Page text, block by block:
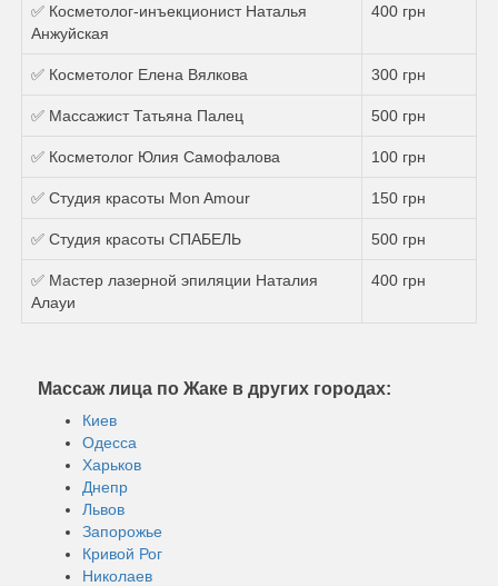
✅ Косметолог-инъекционист Наталья
Анжуйская
400 грн
✅ Косметолог Елена Вялкова 300 грн
✅ Массажист Татьяна Палец 500 грн
✅ Косметолог Юлия Самофалова 100 грн
✅ Студия красоты Mon Amour 150 грн
✅ Студия красоты СПАБЕЛЬ 500 грн
✅ Мастер лазерной эпиляции Наталия
Алауи
400 грн
Массаж лица по Жаке в других городах:
Киев
Одесса
Харьков
Днепр
Львов
Запорожье
Кривой Рог
Николаев